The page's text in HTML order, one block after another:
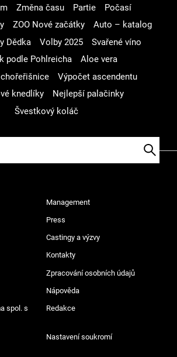
Změna času Partie
Počasí
ZOO Nové začátky
Auto – katalog
Dědka
Volby 2025
Svařené víno
podle Pohlreicha
Aloe vera
Výpočet ascendentu
knedlíky
Nejlepší palačinky
Švestkový koláč
Management
Press
Castingy a výzvy
Kontakty
Zpracování osobních údajů
Nápověda
spol. s
Redakce
Nastavení soukromí